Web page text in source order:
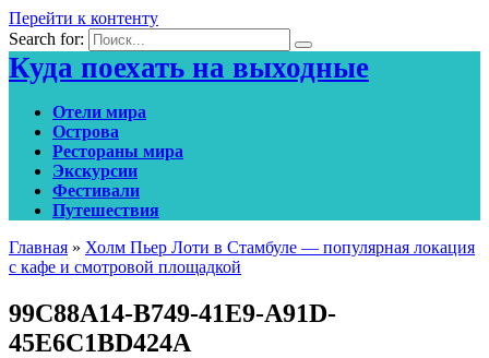
Перейти к контенту
Search for:
Куда поехать на выходные
Отели мира
Острова
Рестораны мира
Экскурсии
Фестивали
Путешествия
Главная » Холм Пьер Лоти в Стамбуле — популярная локация
с кафе и смотровой площадкой
99C88A14-B749-41E9-A91D-
45E6C1BD424A